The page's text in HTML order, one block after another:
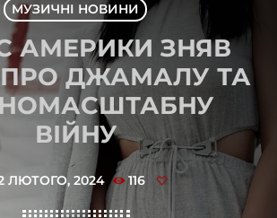
МУЗИЧНІ НОВИНИ
АМЕРИКИ ЗНЯВ
ДЖАМАЛУ ТА
ВІЙНУ
ЛЮТОГО, 2024 116